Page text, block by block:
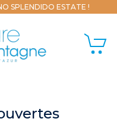
SPLENDIDO ESTATE !